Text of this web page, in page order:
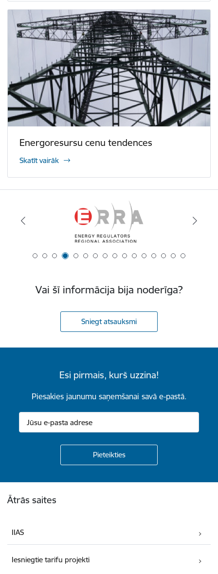
Energoresursu cenu tendences
Skatīt vairāk
Vai šī informācija bija noderīga?
Sniegt atsauksmi
Esi pirmais, kurš uzzina!
Piesakies jaunumu saņemšanai savā e-pastā.
Ātrās saites
IIAS
Iesniegtie tarifu projekti